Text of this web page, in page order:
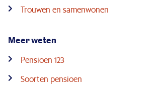
Trouwen en samenwonen
Meer weten
Pensioen 123
Soorten pensioen